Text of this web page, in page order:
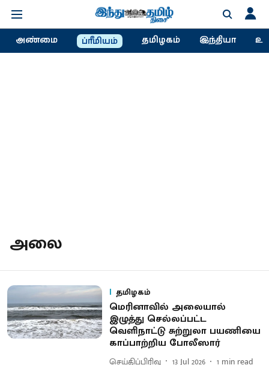
அண்மை ப்ரீமியம் தமிழகம் இந்தியா
அலை
தமிழகம்
மெரினாவில் அலையால்
இழுத்து செல்லப்பட்ட
வெளிநாட்டு சுற்றுலா பயணியை
காப்பாற்றிய போலீஸார்
செய்திப்பிரிவு 13 Jul 2026 1 min read